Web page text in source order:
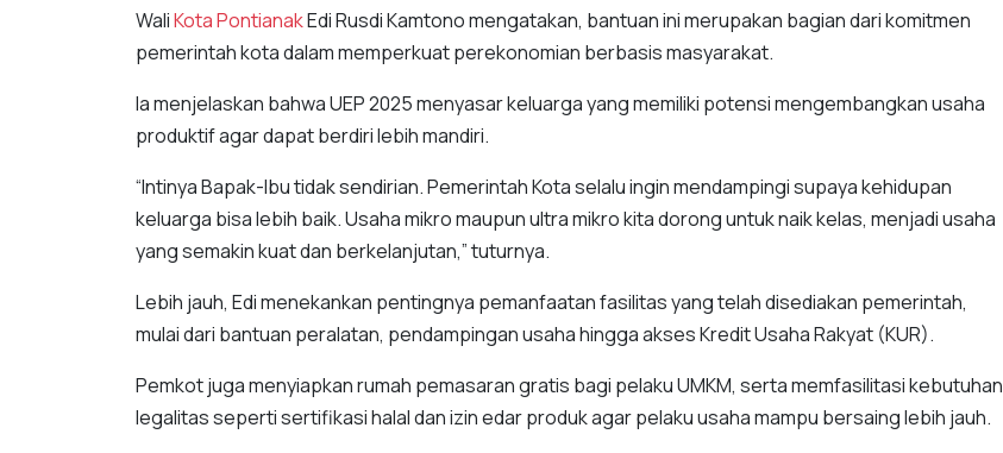
WaliKota PontianakEdi Rusdi Kamtono mengatakan, bantuan ini merupakan bagian dari komitmen
pemerintah kota dalam memperkuat perekonomian berbasis masyarakat.
Ia menjelaskan bahwa UEP 2025 menyasar keluarga yang memiliki potensi mengembangkan usaha
produktif agar dapat berdiri lebih mandiri.
“Intinya Bapak-Ibu tidak sendirian. Pemerintah Kota selalu ingin mendampingi supaya kehidupan
keluarga bisa lebih baik. Usaha mikro maupun ultra mikro kita dorong untuk naik kelas, menjadi usaha
yang semakin kuat dan berkelanjutan,” tuturnya.
Lebih jauh, Edi menekankan pentingnya pemanfaatan fasilitas yang telah disediakan pemerintah,
mulai dari bantuan peralatan, pendampingan usaha hingga akses Kredit Usaha Rakyat (KUR).
Pemkot juga menyiapkan rumah pemasaran gratis bagi pelaku UMKM, serta memfasilitasi kebutuhan
legalitas seperti sertifikasi halal dan izin edar produk agar pelaku usaha mampu bersaing lebih jauh.